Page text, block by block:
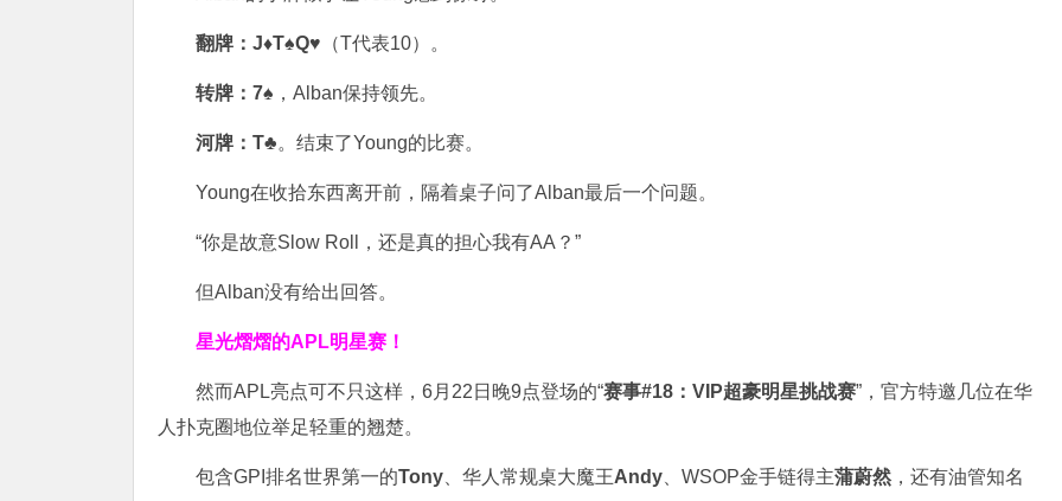
翻牌：J♦T♠Q♥ （T代表10）。
转牌：7♠ ，Alban保持领先。
河牌：T♣。结束了Young的比赛。
Young在收拾东西离开前，隔着桌子问了Alban最后一个问题。
“你是故意Slow Roll，还是真的担心我有AA？”
但Alban没有给出回答。
星光熠熠的APL明星赛！
然而APL亮点可不只这样，6月22日晚9点登场的“赛事#18：VIP超豪明星挑战赛”，官方特邀几位在华
人扑克圈地位举足轻重的翘楚。
包含GPI排名世界第一的Tony 、华人常规桌大魔王Andy 、WSOP金手链得主蒲蔚然 ，还有油管知名